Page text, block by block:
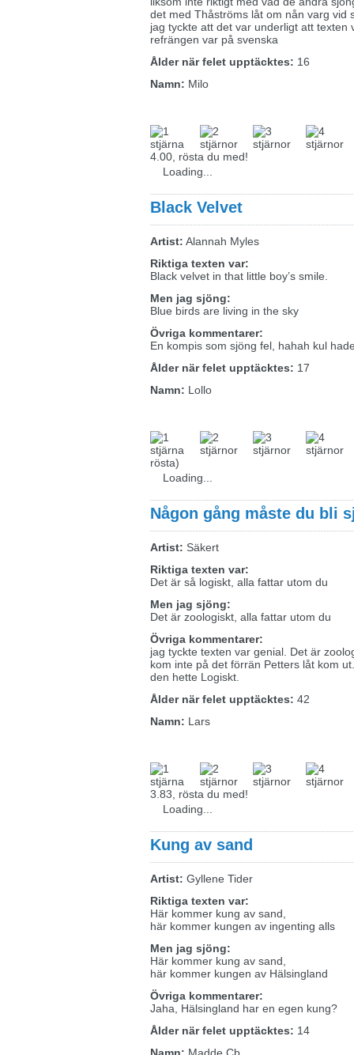
det med Thåströms låt om nån varg vid
jag tyckte att det var underligt att texten
refrängen var på svenska
Ålder när felet upptäcktes: 16
Namn: Milo
4.00, rösta du med!
Loading...
Black Velvet
Artist: Alannah Myles
Riktiga texten var:
Black velvet in that little boy’s smile.
Men jag sjöng:
Blue birds are living in the sky
Övriga kommentarer:
En kompis som sjöng fel, hahah kul
Ålder när felet upptäcktes: 17
Namn: Lollo
rösta)
Loading...
Någon gång måste du bli
Artist: Säkert
Riktiga texten var:
Det är så logiskt, alla fattar utom du
Men jag sjöng:
Det är zoologiskt, alla fattar utom du
Övriga kommentarer:
jag tyckte texten var genial. Det är
kom inte på det förrän Petters låt kom
den hette Logiskt.
Ålder när felet upptäcktes: 42
Namn: Lars
3.83, rösta du med!
Loading...
Kung av sand
Artist: Gyllene Tider
Riktiga texten var:
Här kommer kung av sand,
här kommer kungen av ingenting alls
Men jag sjöng:
Här kommer kung av sand,
här kommer kungen av Hälsingland
Övriga kommentarer:
Jaha, Hälsingland har en egen kung?
Ålder när felet upptäcktes: 14